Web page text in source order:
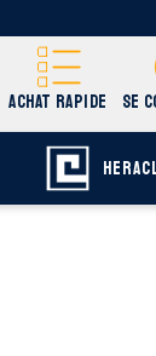
ACHAT RAPIDE SE